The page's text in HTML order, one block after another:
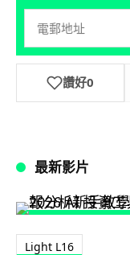
讚好0
最新影片
Light L16